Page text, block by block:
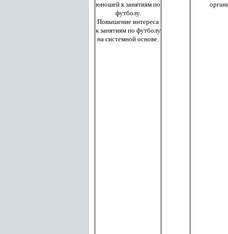
юношей к занятиям по
футболу.
Повышение интереса
к занятиям по футболу
на системной основе.